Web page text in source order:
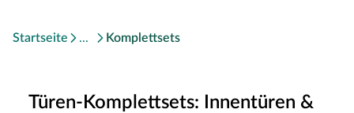
Startseite Komplettsets
Türen-Komplettsets: Innentüren &